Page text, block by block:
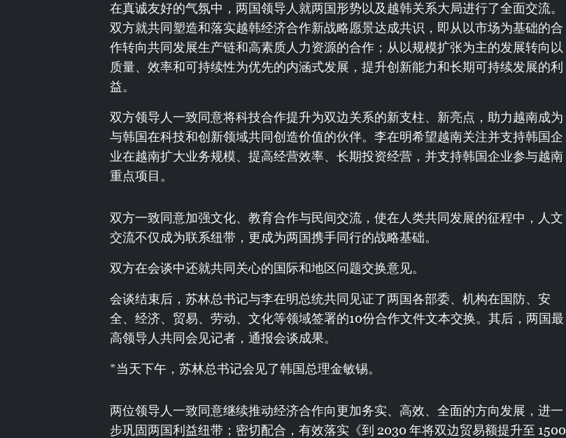
在真诚友好的气氛中，两国领导人就两国形势以及越韩关系大局进行了全面交流。
双方就共同塑造和落实越韩经济合作新战略愿景达成共识，即从以市场为基础的合
作转向共同发展生产链和高素质人力资源的合作；从以规模扩张为主的发展转向以
质量、效率和可持续性为优先的内涵式发展，提升创新能力和长期可持续发展的利
益。
双方领导人一致同意将科技合作提升为双边关系的新支柱、新亮点，助力越南成为
与韩国在科技和创新领域共同创造价值的伙伴。李在明希望越南关注并支持韩国企
业在越南扩大业务规模、提高经营效率、长期投资经营，并支持韩国企业参与越南
重点项目。
双方一致同意加强文化、教育合作与民间交流，使在人类共同发展的征程中，人文
交流不仅成为联系纽带，更成为两国携手同行的战略基础。
双方在会谈中还就共同关心的国际和地区问题交换意见。
会谈结束后，苏林总书记与李在明总统共同见证了两国各部委、机构在国防、安
全、经济、贸易、劳动、文化等领域签署的10份合作文件文本交换。其后，两国最
高领导人共同会见记者，通报会谈成果。
*当天下午，苏林总书记会见了韩国总理金敏锡。
两位领导人一致同意继续推动经济合作向更加务实、高效、全面的方向发展，进一
步巩固两国利益纽带；密切配合，有效落实《到 2030 年将双边贸易额提升至 1500